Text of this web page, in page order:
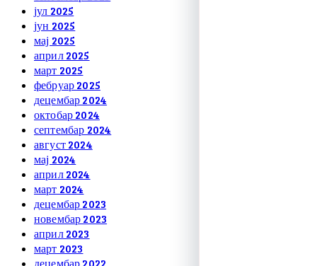
јул 2025
јун 2025
мај 2025
април 2025
март 2025
фебруар 2025
децембар 2024
октобар 2024
септембар 2024
август 2024
мај 2024
април 2024
март 2024
децембар 2023
новембар 2023
април 2023
март 2023
децембар 2022